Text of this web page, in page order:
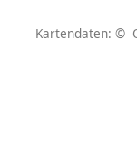
Kartendaten: ©